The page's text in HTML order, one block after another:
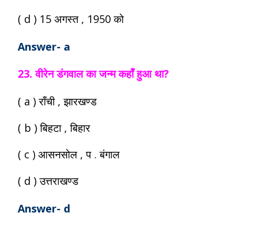
( d ) 15 अगस्त , 1950 को
Answer- a
23. वीरेन डंगवाल का जन्म कहाँ हुआ था?
( a ) राँची , झारखण्ड
( b ) बिहटा , बिहार
( c ) आसनसोल , प . बंगाल
( d ) उत्तराखण्ड
Answer- d